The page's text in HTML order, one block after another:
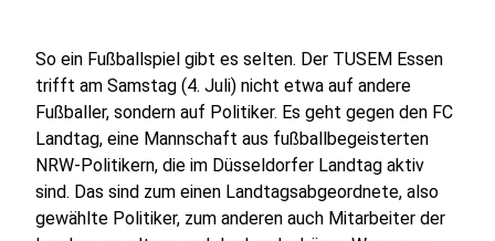
So ein Fußballspiel gibt es selten. Der TUSEM Essen
trifft am Samstag (4. Juli) nicht etwa auf andere
Fußballer, sondern auf Politiker. Es geht gegen den FC
Landtag, eine Mannschaft aus fußballbegeisterten
NRW-Politikern, die im Düsseldorfer Landtag aktiv
sind. Das sind zum einen Landtagsabgeordnete, also
gewählte Politiker, zum anderen auch Mitarbeiter der